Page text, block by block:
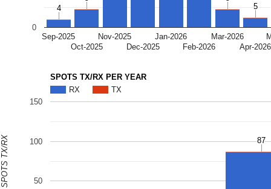
Sep-2025
Oct-2025
Nov-2025
Dec-2025
Jan-2026
Feb-2026
Mar-2026
Apr-2026
0
4
4
5
5
SPOTS TX/RX PER YEAR
RX
TX
50
100
150
87
87
SPOTS TX/RX